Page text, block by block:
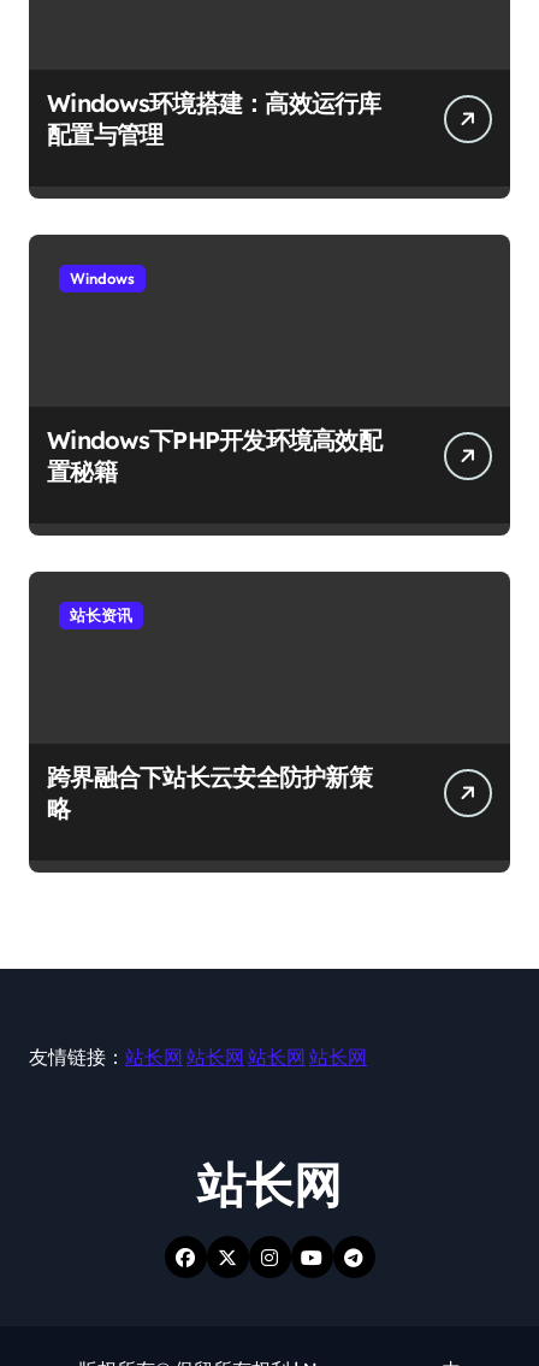
Windows环境搭建：高效运行库
配置与管理
Windows
Windows下PHP开发环境高效配
置秘籍
站长资讯
跨界融合下站长云安全防护新策
略
友情链接： 站长网 站长网 站长网 站长网
站长网